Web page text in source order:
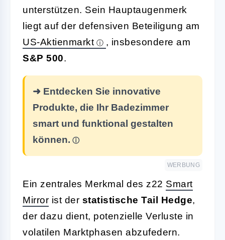
unterstützen. Sein Hauptaugenmerk
liegt auf der defensiven Beteiligung am
US-Aktienmarkt
, insbesondere am
S&P 500.
➜ Entdecken Sie innovative
Produkte, die Ihr Badezimmer
smart und funktional gestalten
können.
WERBUNG
Ein zentrales Merkmal des z22 Smart
Mirror ist der statistische Tail Hedge,
der dazu dient, potenzielle Verluste in
volatilen Marktphasen abzufedern.